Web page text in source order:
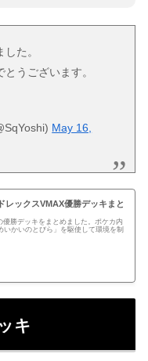
た。
うございます。
May 16,
レックスVMAX優勝デッキまと
勝デッキをまとめました。ポケカ内
いかいのとびら」を駆使して環境を制
キ